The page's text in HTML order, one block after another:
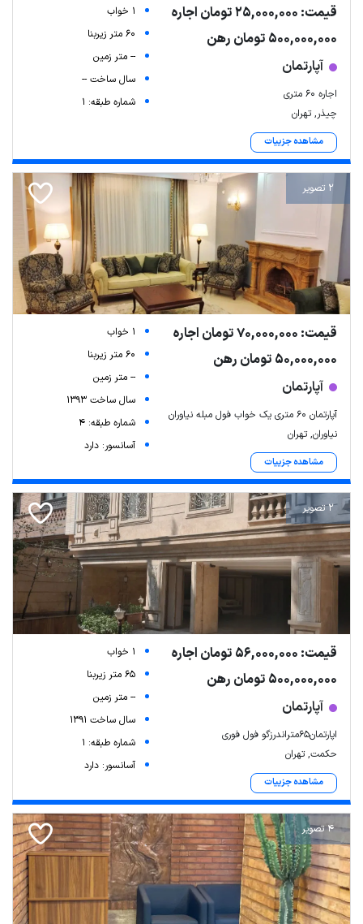
قیمت: 25,000,000 تومان اجاره
500,000,000 تومان رهن
آپارتمان
اجاره ۶۰ متری
چیذر, تهران
مشاهده جزییات
1 خواب
60 متر زیربنا
-- متر زمین
سال ساخت --
شماره طبقه: 1
2 تصویر
قیمت: 70,000,000 تومان اجاره
50,000,000 تومان رهن
آپارتمان
آپارتمان ۶۰ متری یک خواب فول مبله نیاوران
نیاوران, تهران
مشاهده جزییات
1 خواب
60 متر زیربنا
-- متر زمین
سال ساخت 1393
شماره طبقه: 4
آسانسور: دارد
2 تصویر
قیمت: 56,000,000 تومان اجاره
500,000,000 تومان رهن
آپارتمان
اپارتمان۶۵متراندرزگو فول فوری
حکمت, تهران
مشاهده جزییات
1 خواب
65 متر زیربنا
-- متر زمین
سال ساخت 1391
شماره طبقه: 1
آسانسور: دارد
4 تصویر